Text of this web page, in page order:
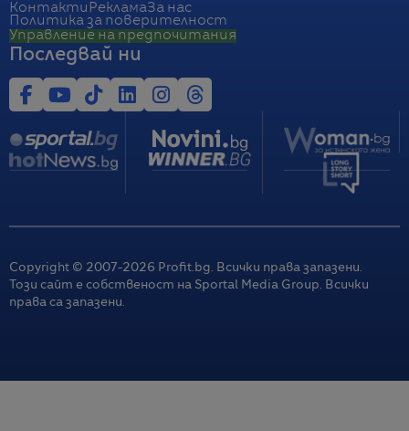
Контакти РекламаЗа нас
Политика за поверителност
Управление на предпочитания
Последвай ни
Copyright © 2007-2026 Profit.bg. Всички права запазени.
Този сайт е собственост на Sportal Media Group. Всички
права са запазени.